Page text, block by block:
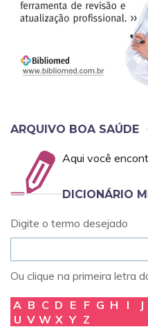
ARQUIVO BOA SAÚDE
Aqui você
DICIONÁRIO
Digite o termo desejado
Ou clique na primeira letra
A B C D E F G H I J
U V W X Y Z